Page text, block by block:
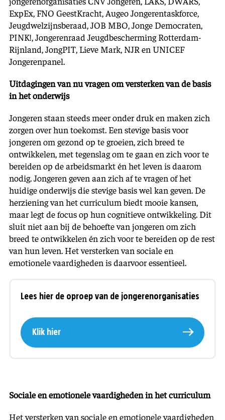
ExpEx, FNO GeestKracht, Augeo Jongerentaskforce,
Jeugdwelzijnsberaad, JOB MBO, Jonge Democraten,
PINK!, Jongerenraad Jeugdbescherming Rotterdam-
Rijnland, JongPIT, Lieve Mark, NJR en UNICEF
Jongerenpanel.
Uitdagingen van nu vragen om versterken van de basis
in het onderwijs
Jongeren staan steeds meer onder druk en maken zich
zorgen over hun toekomst. Een stevige basis voor
jongeren om gezond op te groeien, zich breed te
ontwikkelen, met tegenslag om te gaan en zich voor te
bereiden op de arbeidsmarkt én het leven is daarom
nodig. Jongeren geven aan zich af te vragen of het
huidige onderwijs die stevige basis wel kan geven. De
herziening van het curriculum biedt mooie kansen,
maar legt de focus op hun cognitieve ontwikkeling. Dit
sluit niet aan bij de behoefte van jongeren om zich
breed te ontwikkelen én zich voor te bereiden op de rest
van hun leven. Het versterken van sociale en
emotionele vaardigheden is daarvoor essentieel.
Lees hier de oproep van de jongerenorganisaties
Klik hier
Sociale en emotionele vaardigheden in het curriculum
Het versterken van sociale en emotionele vaardigheden